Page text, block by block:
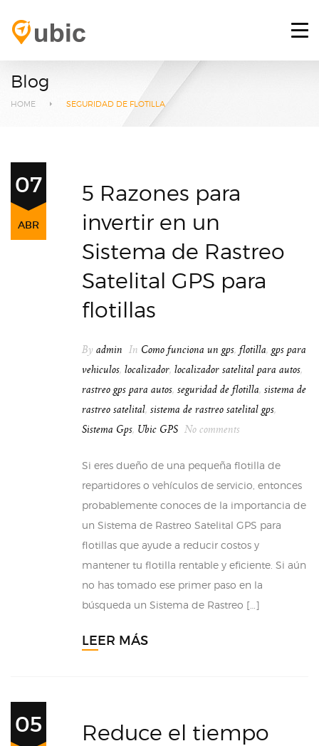
RETOS
PLATAFORMA GPS
CONTACTO
INICIAR SESIÓN
Blog
HOME SEGURIDAD DE FLOTILLA
07
ABR
5 Razones para
invertir en un
Sistema de Rastreo
Satelital GPS para
flotillas
By admin In Como funciona un gps, flotilla, gps para
vehiculos, localizador, localizador satelital para autos,
rastreo gps para autos, seguridad de flotilla, sistema de
rastreo satelital, sistema de rastreo satelital gps,
Sistema Gps, Ubic GPS No comments
Si eres dueño de una pequeña flotilla de
repartidores o vehículos de servicio, entonces
probablemente conoces de la importancia de
un Sistema de Rastreo Satelital GPS para
flotillas que ayude a reducir costos y
mantener tu flotilla rentable y eficiente. Si aún
no has tomado ese primer paso en la
búsqueda un Sistema de Rastreo […]
LEER MÁS
05
Reduce el tiempo